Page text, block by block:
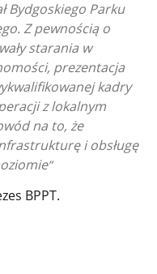
Bydgoskiego Parku
Z pewnością o
starania w
prezentacja
kadry
z lokalnym
na to, że
i obsługę
BPPT.